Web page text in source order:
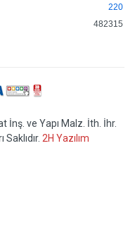
220
482315
İnş. ve Yapı Malz. İth. İhr.
2H Yazılım